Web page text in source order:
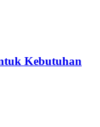
Kebutuhan